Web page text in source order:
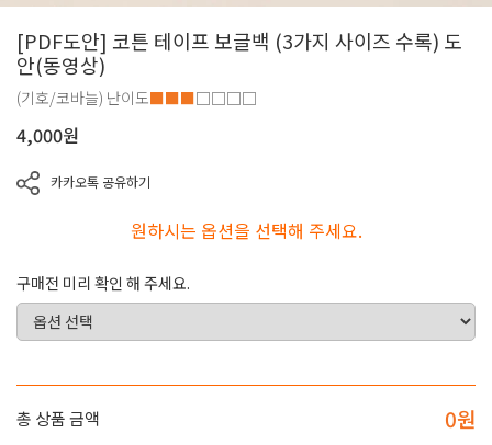
[PDF도안] 코튼 테이프 보글백 (3가지 사이즈 수록) 도
안(동영상)
(기호/코바늘) 난이도■■■□□□□
4,000원
카카오톡 공유하기
원하시는 옵션을 선택해 주세요.
구매전 미리 확인 해 주세요.
총 상품 금액 0원